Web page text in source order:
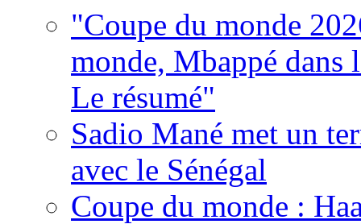
"Coupe du monde
monde, Mbappé dans
Le résumé"
Sadio Mané met un
avec le Sénégal
Coupe du monde :